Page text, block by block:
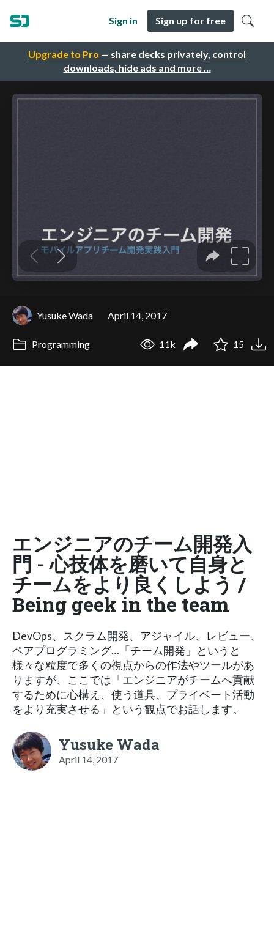
Upgrade to Pro — share decks privately, control
downloads, hide ads and more …
Sign in Sign up for free
Yusuke Wada April 14, 2017
Programming 11k 15
エンジニアのチーム開発入
門 - 心技体を磨いて自身と
チームをより良くしよう /
Being geek in the team
DevOps、スクラム開発、アジャイル、レビュー、
ペアプログラミング…「チーム開発」というと
様々な粒度で多くの視点からの作法やツールがあ
りますが、ここでは「エンジニアがチームへ貢献
するために心構え、使う道具、プライベート活動
をより充実させる」という観点でお話します。
Yusuke Wada
April 14, 2017